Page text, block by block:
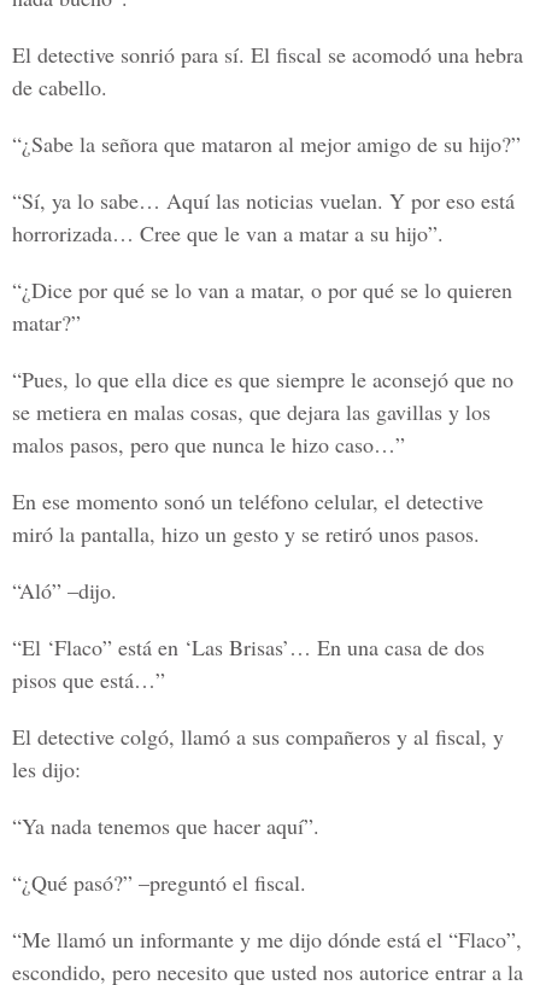
El detective sonrió para sí. El fiscal se acomodó una hebra
de cabello.
“¿Sabe la señora que mataron al mejor amigo de su hijo?”
“Sí, ya lo sabe… Aquí las noticias vuelan. Y por eso está
horrorizada… Cree que le van a matar a su hijo”.
“¿Dice por qué se lo van a matar, o por qué se lo quieren
matar?”
“Pues, lo que ella dice es que siempre le aconsejó que no
se metiera en malas cosas, que dejara las gavillas y los
malos pasos, pero que nunca le hizo caso…”
En ese momento sonó un teléfono celular, el detective
miró la pantalla, hizo un gesto y se retiró unos pasos.
“Aló” –dijo.
“El ‘Flaco” está en ‘Las Brisas’… En una casa de dos
pisos que está…”
El detective colgó, llamó a sus compañeros y al fiscal, y
les dijo:
“Ya nada tenemos que hacer aquí”.
“¿Qué pasó?” –preguntó el fiscal.
“Me llamó un informante y me dijo dónde está el “Flaco”,
escondido, pero necesito que usted nos autorice entrar a la